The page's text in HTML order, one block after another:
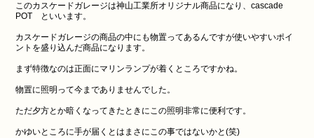
このカスケードガレージは神山工業所オリジナル商品になり、cascade
POT といいます。
カスケードガレージの商品の中にも物置ってあるんですが使いやすいポイ
ントを盛り込んだ商品になります。
まず特徴なのは正面にマリンランプが着くところですかね。
物置に照明って今までありませんでした。
ただ夕方とか暗くなってきたときにこの照明非常に便利です。
かゆいところに手が届くとはまさにこの事ではないかと(笑)